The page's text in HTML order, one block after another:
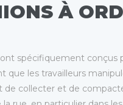
À
spécifiquement conçus
que les travailleurs
collecter et de